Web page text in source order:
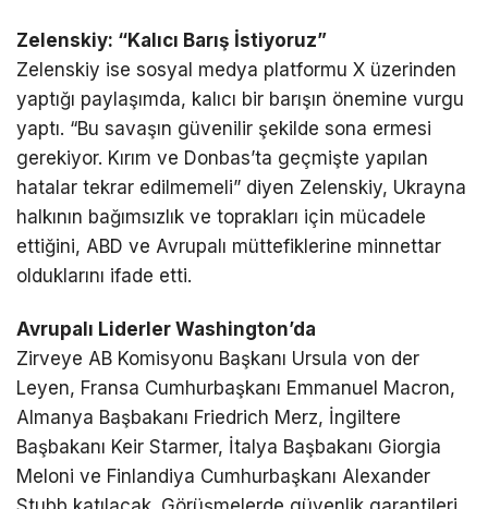
Zelenskiy: “Kalıcı Barış İstiyoruz”
Zelenskiy ise sosyal medya platformu X üzerinden
yaptığı paylaşımda, kalıcı bir barışın önemine vurgu
yaptı. “Bu savaşın güvenilir şekilde sona ermesi
gerekiyor. Kırım ve Donbas’ta geçmişte yapılan
hatalar tekrar edilmemeli” diyen Zelenskiy, Ukrayna
halkının bağımsızlık ve toprakları için mücadele
ettiğini, ABD ve Avrupalı müttefiklerine minnettar
olduklarını ifade etti.
Avrupalı Liderler Washington’da
Zirveye AB Komisyonu Başkanı Ursula von der
Leyen, Fransa Cumhurbaşkanı Emmanuel Macron,
Almanya Başbakanı Friedrich Merz, İngiltere
Başbakanı Keir Starmer, İtalya Başbakanı Giorgia
Meloni ve Finlandiya Cumhurbaşkanı Alexander